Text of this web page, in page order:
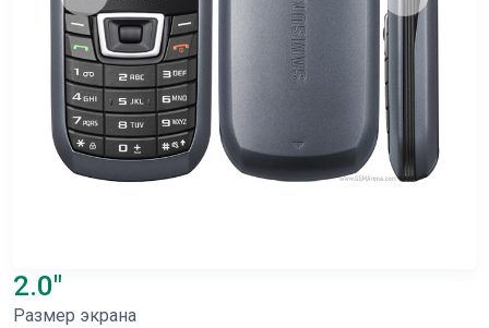
2.0"
Размер экрана